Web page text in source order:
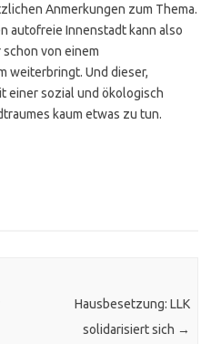
Anmerkungen zum Thema.
autofreie Innenstadt kann also
von einem
weiterbringt. Und dieser,
einer sozial und ökologisch
kaum etwas zu tun.
Hausbesetzung: LLK
solidarisiert sich →